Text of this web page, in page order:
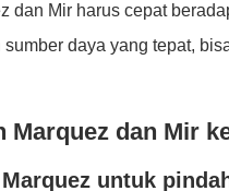
dan Mir harus cepat
daya yang tepat,
Marquez dan Mir
untuk